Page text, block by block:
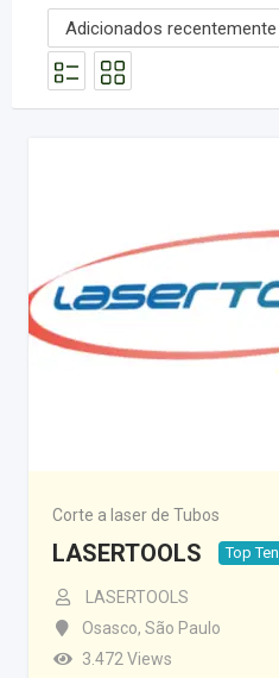
Corte a laser de Tubos
LASERTOOLS Top Ten
LASERTOOLS
Osasco, São Paulo
3.472 Views